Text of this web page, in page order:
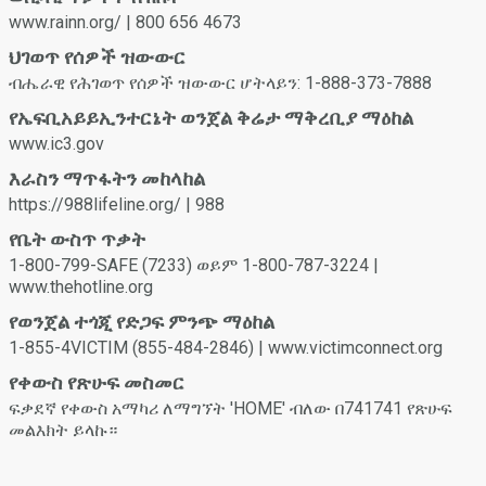
ጊዜ ልትሽሩ ይችላላችሁ። የግብረ ስጋ ግንኙነት ጓደኛዎ ምቾት ካልተሰማው
ወይም እርግጠኛ ካልሆነ ወይም በእጽ ወይም የአልኮል መጠጥ ተጽእኖ ስር
በመሆኑ ምክንያት ስምምነት መስጠት ካልቻለ አይቀጥሉ።
www.rainn.org/ | 800 656 4673
ህገወጥ የሰዎች ዝውውር
ብሔራዊ የሕገወጥ የሰዎች ዝውውር ሆትላይን: 1-888-373-7888
የኤፍቢአይይኢንተርኔት ወንጀል ቅሬታ ማቅረቢያ ማዕከል
www.ic3.gov
እራስን ማጥፋትን መከላከል
https://988lifeline.org/ | 988
የቤት ውስጥ ጥቃት
1-800-799-SAFE (7233) ወይም 1-800-787-3224 |
www.thehotline.org
የወንጀል ተጎጂ የድጋፍ ምንጭ ማዕከል
1-855-4VICTIM (855-484-2846) | www.victimconnect.org
የቀውስ የጽሁፍ መስመር
ፍቃደኛ የቀውስ አማካሪ ለማግኘት 'HOME' ብለው በ741741 የጽሁፍ
መልእክት ይላኩ።